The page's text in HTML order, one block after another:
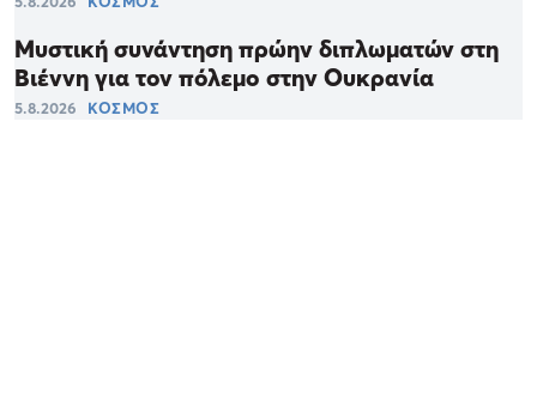
Μυστική συνάντηση πρώην διπλωματών στη
Βιέννη για τον πόλεμο στην Ουκρανία
5.8.2026 ΚΟΣΜΟΣ